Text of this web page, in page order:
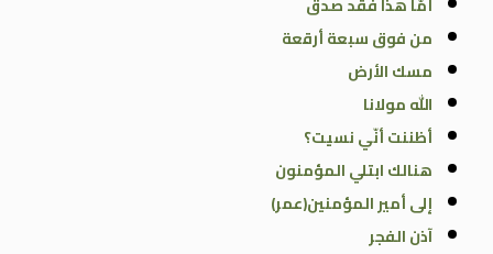
من فوق سبعة أرقعة
مسك الأرض
الله مولانا
أظننت أنّي نسيت؟
هنالك ابتلي المؤمنون
إلى أمير المؤمنين(عمر)
آذن الفجر